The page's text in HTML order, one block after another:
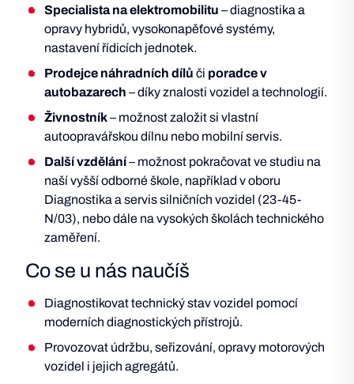
Specialista na elektromobilitu – diagnostika a
opravy hybridů, vysokonapěťové systémy,
nastavení řídicích jednotek.
Prodejce náhradních dílů či poradce v
autobazarech – díky znalosti vozidel a technologií.
Živnostník– možnost založit si vlastní
autoopravářskou dílnu nebo mobilní servis.
Další vzdělání– možnost pokračovat ve studiu na
naší vyšší odborné škole, například v oboru
Diagnostika a servis silničních vozidel (23-45-
N/03), nebo dále na vysokých školách technického
zaměření.
Co se u nás naučíš
Diagnostikovat technický stav vozidel pomocí
moderních diagnostických přístrojů.
Provozovat údržbu, seřizování, opravy motorových
vozidel i jejich agregátů.